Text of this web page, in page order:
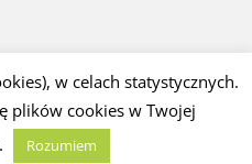
w celach statystycznych.
plików cookies w Twojej
Rozumiem